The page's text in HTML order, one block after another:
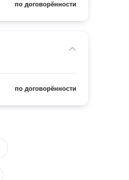
по договорённости
по договорённости